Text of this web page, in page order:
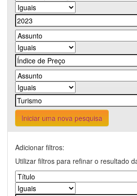
Iniciar uma nova pesquisa
Adicionar filtros:
Utilizar filtros para refinar o resultado